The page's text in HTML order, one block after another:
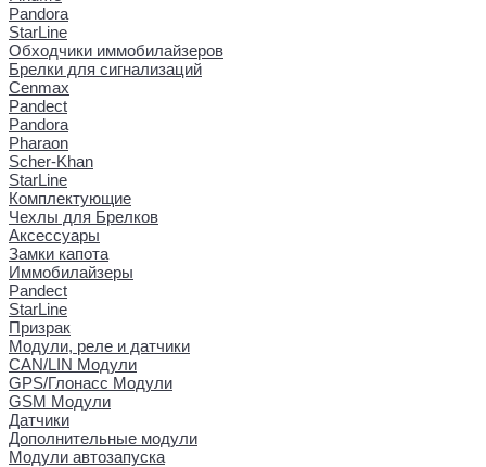
Pandora
StarLine
Обходчики иммобилайзеров
Брелки для сигнализаций
Cenmax
Pandect
Pandora
Pharaon
Scher-Khan
StarLine
Комплектующие
Чехлы для Брелков
Аксессуары
Замки капота
Иммобилайзеры
Pandect
StarLine
Призрак
Модули, реле и датчики
CAN/LIN Модули
GPS/Глонасс Модули
GSM Модули
Датчики
Дополнительные модули
Модули автозапуска